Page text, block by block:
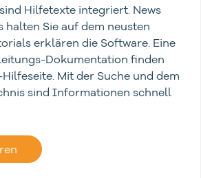
Hilfetexte integriert. News
halten Sie auf dem neusten
erklären die Software. Eine
Dokumentation finden
Hilfeseite. Mit der Suche und dem
sind Informationen schnell